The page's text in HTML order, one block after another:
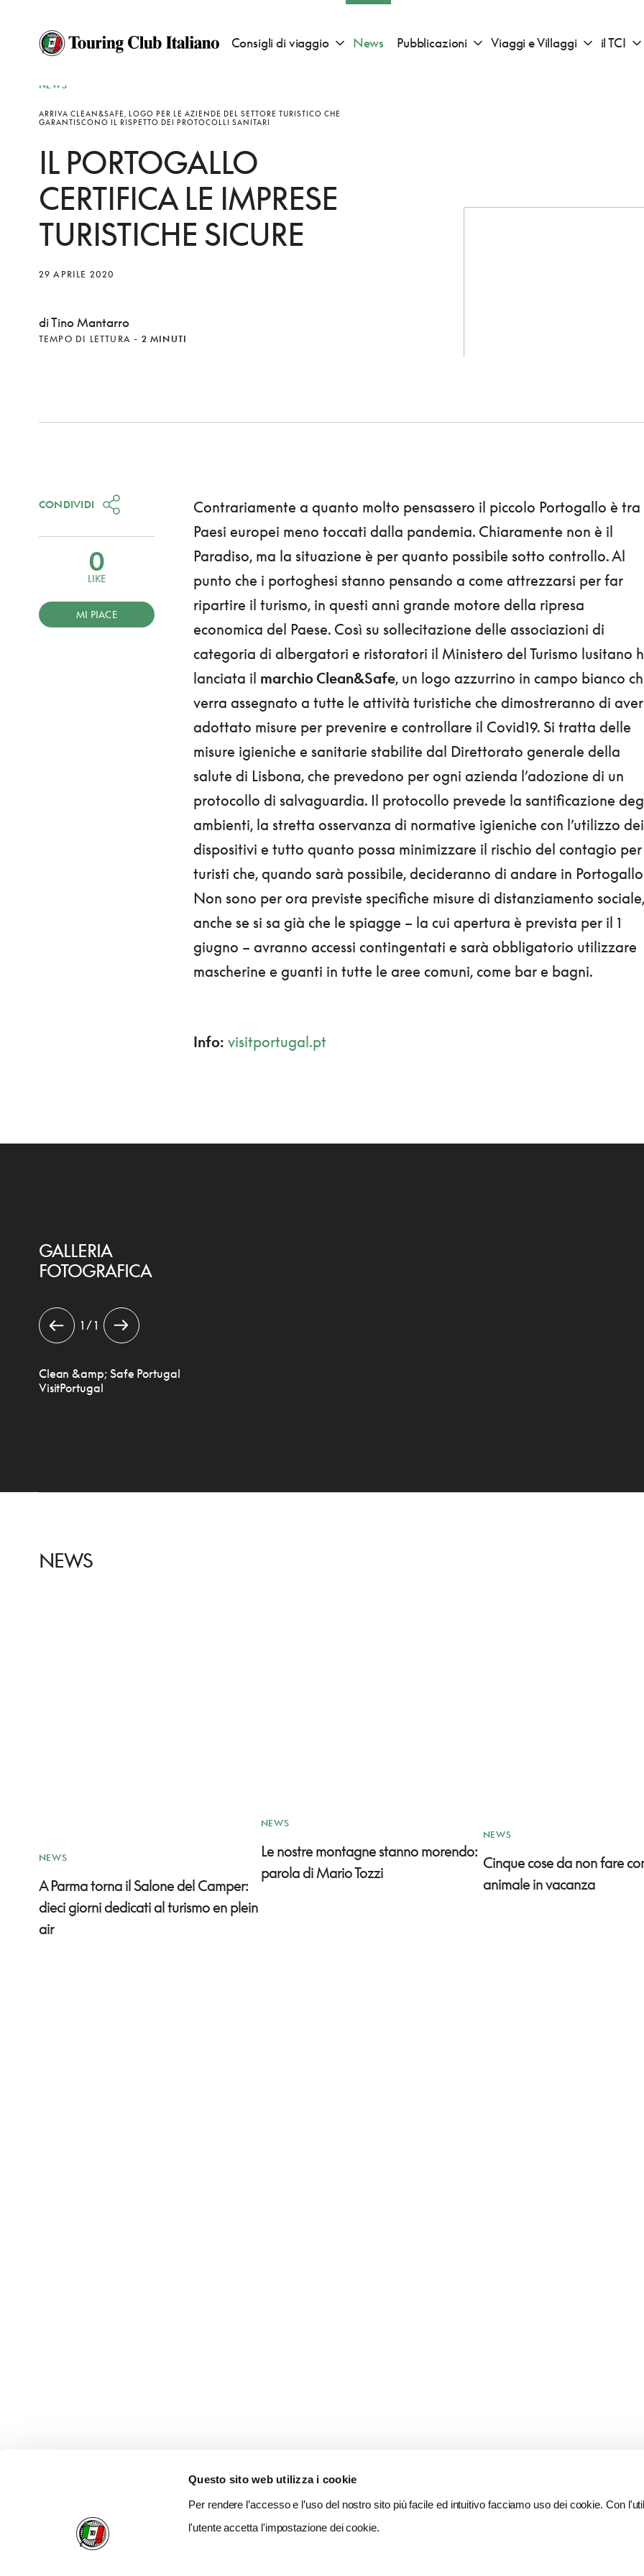
Questo sito web utilizza i cookie
Per rendere l’accesso e l’uso del nostro sito più facile ed intuitivo facciamo uso dei cookie. Con
l'utente accetta l'impostazione dei cookie.
Consigli di viaggio Apri sotto menu "Consigli di viaggio"
News Pubblicazioni Apri sotto menu "Pubblicazioni"
Viaggi e Villaggi Apri sotto
il TCI
NEWS
ARRIVA CLEAN&SAFE, LOGO PER LE AZIENDE DEL SETTORE TURISTICO CHE
GARANTISCONO IL RISPETTO DEI PROTOCOLLI SANITARI
IL PORTOGALLO
CERTIFICA LE IMPRESE
TURISTICHE SICURE
29 APRILE 2020
di Tino Mantarro
TEMPO DI LETTURA - 2 MINUTI
Contrariamente a quanto molto pensassero il piccolo Portogallo è tra
Paesi europei meno toccati dalla pandemia. Chiaramente non è il
Paradiso, ma la situazione è per quanto possibile sotto controllo. Al
punto che i portoghesi stanno pensando a come attrezzarsi per far
ripartire il turismo, in questi anni grande motore della ripresa
economica del Paese. Così su sollecitazione delle associazioni di
categoria di albergatori e ristoratori il Ministero del Turismo lusitano
lanciata il marchio Clean&Safe, un logo azzurrino in campo bianco
verra assegnato a tutte le attività turistiche che dimostreranno di aver
adottato misure per prevenire e controllare il Covid19. Si tratta delle
misure igieniche e sanitarie stabilite dal Direttorato generale della
salute di Lisbona, che prevedono per ogni azienda l’adozione di un
protocollo di salvaguardia. Il protocollo prevede la santificazione
ambienti, la stretta osservanza di normative igieniche con l’utilizzo dei
dispositivi e tutto quanto possa minimizzare il rischio del contagio per
turisti che, quando sarà possibile, decideranno di andare in
Non sono per ora previste specifiche misure di distanziamento sociale,
anche se si sa già che le spiagge – la cui apertura è prevista per il 1
giugno – avranno accessi contingentati e sarà obbligatorio utilizzare
mascherine e guanti in tutte le aree comuni, come bar e bagni.
Info: visitportugal.pt
CONDIVIDI
0
LIKE
MI PIACE
GALLERIA
FOTOGRAFICA
1 / 1
Clean &amp; Safe Portugal
VisitPortugal
NEWS
NEWS
A Parma torna il Salone del Camper:
dieci giorni dedicati al turismo en plein
air
NEWS
Le nostre montagne stanno morendo:
parola di Mario Tozzi
NEWS
Cinque cose da non fare
animale in vacanza